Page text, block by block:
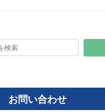
お問い合わせ